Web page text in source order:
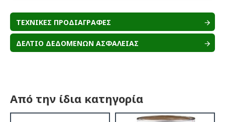
ΤΕΧΝΙΚΕΣ ΠΡΟΔΙΑΓΡΑΦΕΣ
ΔΕΛΤΙΟ ΔΕΔΟΜΕΝΩΝ ΑΣΦΑΛΕΙΑΣ
Από την ίδια κατηγορία